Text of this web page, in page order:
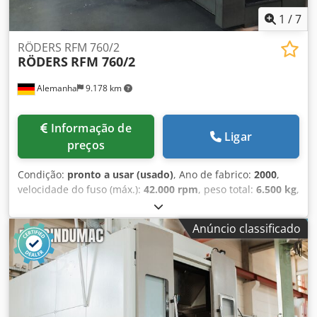
1 /7
Alemanha 9.178 km
RÖDERS RFM 760/2
RÖDERS RFM 760/2
preços
Ligar
Condição: pronto a usar (usado), Ano de fabrico: 2000,
velocidade do fuso (máx.): 42.000 rpm, peso total: 6.500 kg,
, curso do eixo Y:
do eixo Z:300 mm, número de eixos:3, Este Centro de
Maquinação Vertical Röders RFM760-099 foi fabricado no
ano de 2000. A máquina tem uma velocidade do fuso de 42
000 rpm. Vantagens da máquina Csdpfezmtqyox Aamsha
Vantagens técnicas da máquina • Unidade de contração de
ferramentas • Extração de poeira (grafite) • Porta-
ferramentas • Software: RMS6V3.15 (211) • Área de
Anúncio classificado